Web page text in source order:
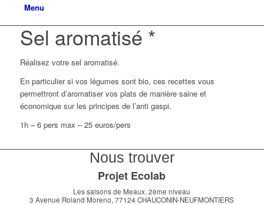
Menu
Sel aromatisé *
Réalisez votre sel aromatisé.
En particulier si vos légumes sont bio, ces recettes vous
permettront d’aromatiser vos plats de manière saine et
économique sur les principes de l’anti gaspi.
1h – 6 pers max – 25 euros/pers
Nous trouver
Projet Ecolab
Les saisons de Meaux. 2ème niveau
3 Avenue Roland Moreno, 77124 CHAUCONIN-NEUFMONTIERS